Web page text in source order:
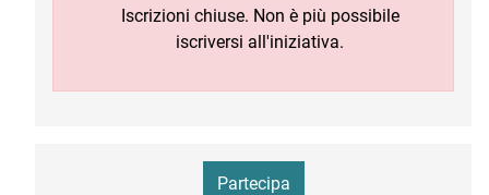
Iscrizioni chiuse. Non è più possibile
iscriversi all'iniziativa.
Partecipa